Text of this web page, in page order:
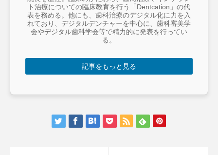
ト治療についての臨床教育を行う「Dentcation」の代
表を務める。他にも、歯科治療のデジタル化に力を入
れており、デジタルデンチャーを中心に、歯科審美学
会やデジタル歯科学会等で精力的に発表を行ってい
る。
記事をもっと見る